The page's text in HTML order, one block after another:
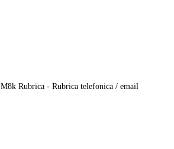
M8k Rubrica - Rubrica telefonica / email